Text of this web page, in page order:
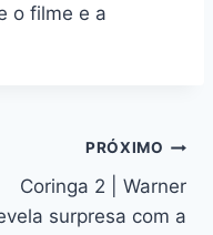
o filme e a
PRÓXIMO
Coringa 2 | Warner
surpresa com a